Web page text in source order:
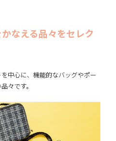
なえる品々をセレク
中心に、機能的なバッグやポー
々です。